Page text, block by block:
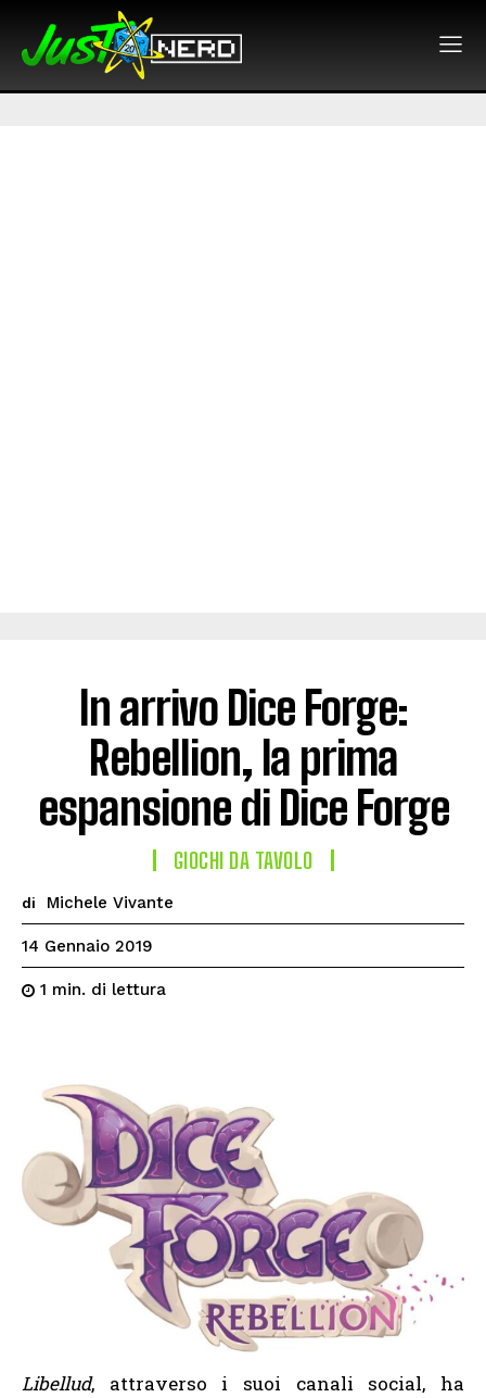
In arrivo Dice Forge:
Rebellion, la prima
espansione di Dice Forge
GIOCHI DA TAVOLO
di Michele Vivante
14 Gennaio 2019
1 min. di lettura
Libellud, attraverso i suoi canali social, ha